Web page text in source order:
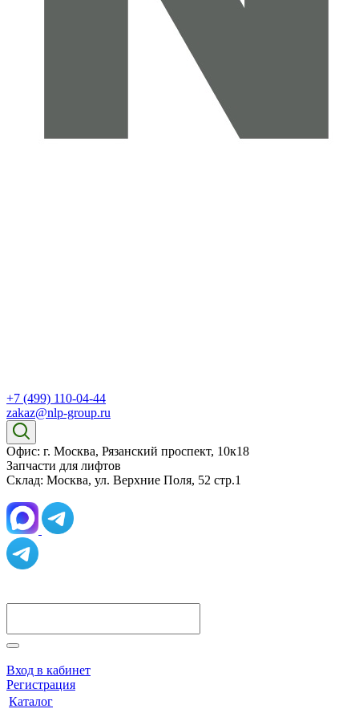
+7 (499) 110-04-44
zakaz@nlp-group.ru
Офис: г. Москва, Рязанский проспект, 10к18
Запчасти для лифтов
Склад: Москва, ул. Верхние Поля, 52 стр.1
Вход в кабинет
Регистрация
Каталог